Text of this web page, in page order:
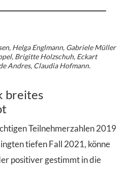
Helga Englmann, Gabriele Müller
Brigitte Holzschuh, Eckart
Andres, Claudia Hofmann.
breites
Teilnehmerzahlen 2019
tiefen Fall 2021, könne
positiver gestimmt in die